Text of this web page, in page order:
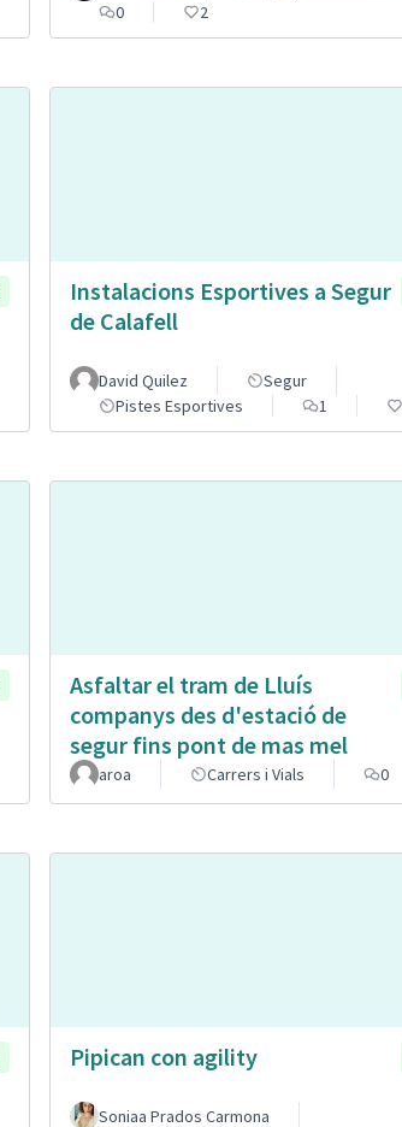
0
2
Instalacions Esportives a Segur
de Calafell
David Quilez
Segur
Pistes Esportives
1
Asfaltar el tram de Lluís
companys des d'estació de
segur fins pont de mas mel
aroa Carrers i Vials 0
Pipican con agility
Soniaa Prados Carmona